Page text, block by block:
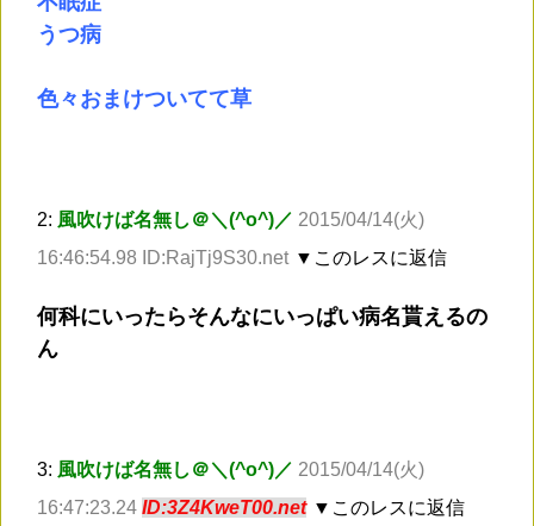
うつ病
色々おまけついてて草
2: 風吹けば名無し＠＼(^o^)／ 2015/04/14(火)
16:46:54.98 ID:RajTj9S30.net ▼このレスに返信
何科にいったらそんなにいっぱい病名貰えるの
ん
3: 風吹けば名無し＠＼(^o^)／ 2015/04/14(火)
16:47:23.24 ID:3Z4KweT00.net ▼このレスに返信